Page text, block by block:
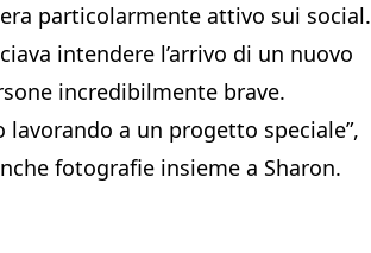
particolarmente attivo sui social.
intendere l’arrivo di un nuovo
incredibilmente brave.
a un progetto speciale”,
fotografie insieme a Sharon.